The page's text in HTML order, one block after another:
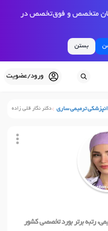
متخصص و فوق‌تخصص در
بستن
ورود/عضویت
ترمیمی ساری دکتر نگار قلی زاده
رتبه برتر بورد تخصصی کشور